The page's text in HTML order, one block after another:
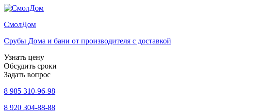
СмолДом
Срубы Дома и бани от производителя с доставкой
Узнать цену
Обсудить сроки
Задать вопрос
8 985 310-96-98
8 920 304-88-88